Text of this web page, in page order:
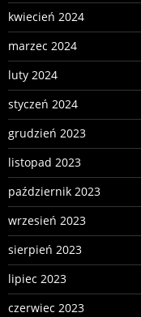
kwiecień 2024
marzec 2024
luty 2024
styczeń 2024
grudzień 2023
listopad 2023
październik 2023
wrzesień 2023
sierpień 2023
lipiec 2023
czerwiec 2023